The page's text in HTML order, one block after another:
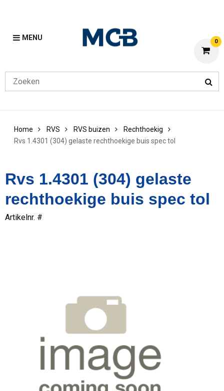
MENU 0
Home RVS RVS buizen
Rechthoekig
Rvs 1.4301 (304) gelaste rechthoekige buis spec tol
Rvs 1.4301 (304) gelaste
rechthoekige buis spec tol
Artikelnr. #